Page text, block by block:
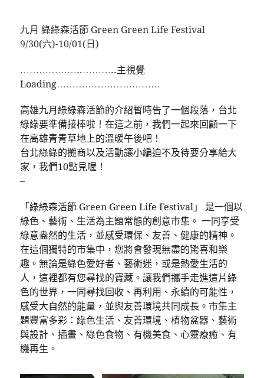
九月 綠綠森活節 Green Green Life Festival
9/30(六)-10/01(日)
………………..………..主視覺
Loading……………………………
高雄九月綠綠森活節的介紹暫時告了一個段落，台北
綠綠要準備接棒啦！在這之前，我們一起來回顧一下
在高雄青青草地上的溫暖午後吧！
台北綠綠的攤商以及活動讓小編迫不及待要分享給大
家，我們10點見喔！
–
「綠綠森活節 Green Green Life Festival」 是一個以
綠色、藝術、生活為主題常態的創意市集。 一同享受
綠意盎然的生活，並感受環保、友善、健康的精神。
在這個獨特的市集中，您將會發現無盡的驚喜和樂
趣。無論是綠色愛好者、藝術迷，或是熱愛生活的
人，這裡都有您尋找的寶藏。讓我們攜手走進這片綠
色的世界，一同尋找回收、再利用、永續的可能性，
感受大自然的能量，並與友善環境共同成長。市集主
題豐富多彩：綠色生活、友善環境、植物盆器、藝術
與設計、插畫、綠色食物、有機美食、心靈療癒、有
機再生。